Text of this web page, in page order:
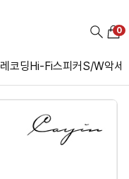
레코딩Hi-Fi스피커S/W악세
0